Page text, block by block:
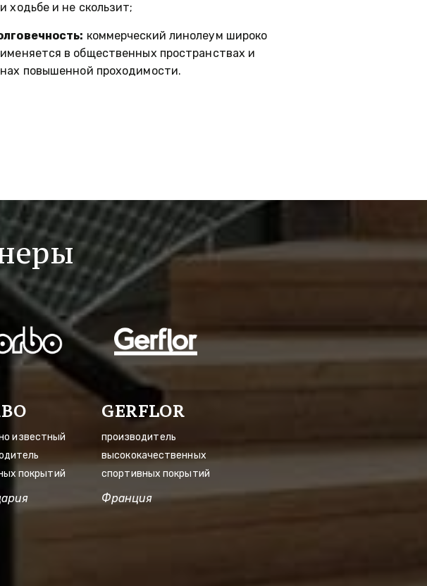
ходьбе и не скользит;
коммерческий линолеум широко
в общественных пространствах и
повышенной проходимости.
известный
покрытий
GERFLOR
производитель
высококачественных
спортивных покрытий
Франция